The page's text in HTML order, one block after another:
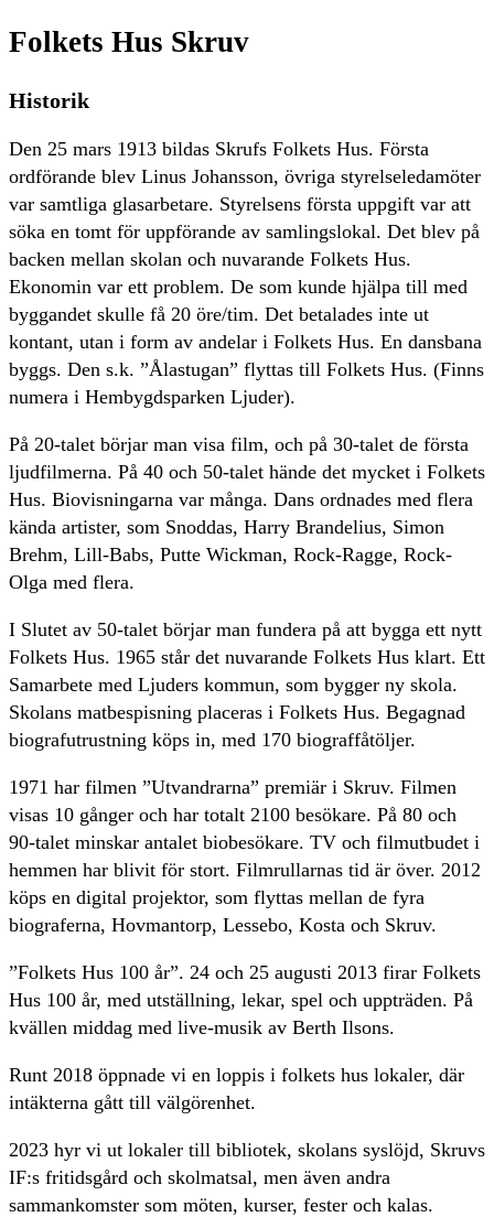
Folkets Hus Skruv
Historik
Den 25 mars 1913 bildas Skrufs Folkets Hus. Första
ordförande blev Linus Johansson, övriga styrelseledamöter
var samtliga glasarbetare. Styrelsens första uppgift var att
söka en tomt för uppförande av samlingslokal. Det blev på
backen mellan skolan och nuvarande Folkets Hus.
Ekonomin var ett problem. De som kunde hjälpa till med
byggandet skulle få 20 öre/tim. Det betalades inte ut
kontant, utan i form av andelar i Folkets Hus. En dansbana
byggs. Den s.k. ”Ålastugan” flyttas till Folkets Hus. (Finns
numera i Hembygdsparken Ljuder).
På 20-talet börjar man visa film, och på 30-talet de första
ljudfilmerna. På 40 och 50-talet hände det mycket i Folkets
Hus. Biovisningarna var många. Dans ordnades med flera
kända artister, som Snoddas, Harry Brandelius, Simon
Brehm, Lill-Babs, Putte Wickman, Rock-Ragge, Rock-
Olga med flera.
I Slutet av 50-talet börjar man fundera på att bygga ett nytt
Folkets Hus. 1965 står det nuvarande Folkets Hus klart. Ett
Samarbete med Ljuders kommun, som bygger ny skola.
Skolans matbespisning placeras i Folkets Hus. Begagnad
biografutrustning köps in, med 170 biograffåtöljer.
1971 har filmen ”Utvandrarna” premiär i Skruv. Filmen
visas 10 gånger och har totalt 2100 besökare. På 80 och
90-talet minskar antalet biobesökare. TV och filmutbudet i
hemmen har blivit för stort. Filmrullarnas tid är över. 2012
köps en digital projektor, som flyttas mellan de fyra
biograferna, Hovmantorp, Lessebo, Kosta och Skruv.
”Folkets Hus 100 år”. 24 och 25 augusti 2013 firar Folkets
Hus 100 år, med utställning, lekar, spel och uppträden. På
kvällen middag med live-musik av Berth Ilsons.
Runt 2018 öppnade vi en loppis i folkets hus lokaler, där
intäkterna gått till välgörenhet.
2023 hyr vi ut lokaler till bibliotek, skolans syslöjd, Skruvs
IF:s fritidsgård och skolmatsal, men även andra
sammankomster som möten, kurser, fester och kalas.